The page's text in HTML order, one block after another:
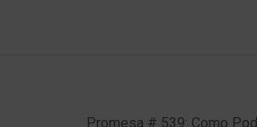
Promesa # 539: Como